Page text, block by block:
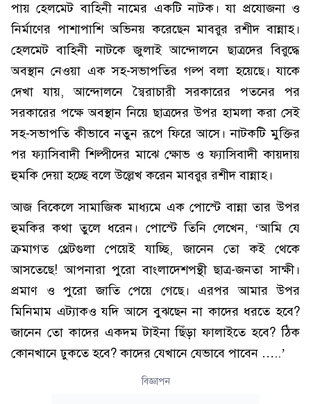
পায় হেলমেট বাহিনী নামের একটি নাটক। যা প্রযোজনা ও
নির্মাণের পাশাপাশি অভিনয় করেছেন মাবরুর রশীদ বান্নাহ।
হেলমেট বাহিনী নাটকে জুলাই আন্দোলনে ছাত্রদের বিরুদ্ধে
অবস্থান নেওয়া এক সহ-সভাপতির গল্প বলা হয়েছে। যাকে
দেখা যায়, আন্দোলনে স্বৈরাচারী সরকারের পতনের পর
সরকারের পক্ষে অবস্থান নিয়ে ছাত্রদের উপর হামলা করা সেই
সহ-সভাপতি কীভাবে নতুন রূপে ফিরে আসে। নাটকটি মুক্তির
পর ফ্যাসিবাদী শিল্পীদের মাঝে ক্ষোভ ও ফ্যাসিবাদী কায়দায়
হুমকি দেয়া হচ্ছে বলে উল্লেখ করেন মাবরুর রশীদ বান্নাহ।
আজ বিকেলে সামাজিক মাধ্যমে এক পোস্টে বান্না তার উপর
হুমকির কথা তুলে ধরেন। পোস্টে তিনি লেখেন, ‘আমি যে
ক্রমাগত থ্রেটগুলা পেয়েই যাচ্ছি, জানেন তো কই থেকে
আসতেছে! আপনারা পুরো বাংলাদেশপন্থী ছাত্র-জনতা সাক্ষী।
প্রমাণ ও পুরো জাতি পেয়ে গেছে। এরপর আমার উপর
মিনিমাম এট্যাকও যদি আসে বুঝছেন না কাদের ধরতে হবে?
জানেন তো কাদের একদম টাইনা ছিঁড়া ফালাইতে হবে? ঠিক
কোনখানে ঢুকতে হবে? কাদের যেখানে যেভাবে পাবেন …..’
বিজ্ঞাপন